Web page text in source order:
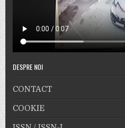
DESPRE NOI
CONTACT
COOKIE